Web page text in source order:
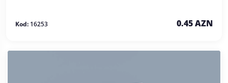
Kod: 16253 0.45 AZN